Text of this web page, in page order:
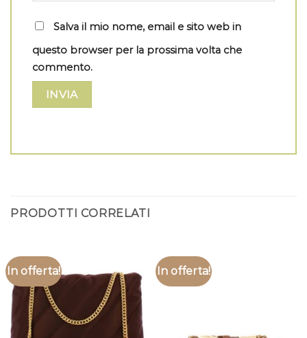
Salva il mio nome, email e sito web in
questo browser per la prossima volta che
commento.
PRODOTTI CORRELATI
In offerta! In offerta!